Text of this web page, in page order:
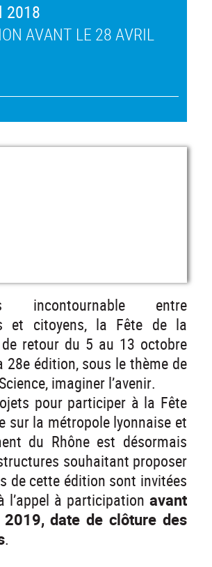
2018
AVANT LE 28 AVRIL
incontournable entre
et citoyens, la Fête de la
retour du 5 au 13 octobre
28e édition, sous le thème de
imaginer l’avenir.
pour participer à la Fête
sur la métropole lyonnaise et
du Rhône est désormais
souhaitant proposer
de cette édition sont invitées
l’appel à participation avant
date de clôture des
.